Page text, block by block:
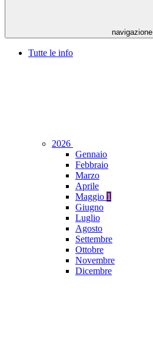
navigazione
Tutte le info
2026
Gennaio
Febbraio
Marzo
Aprile
Maggio 1
Giugno
Luglio
Agosto
Settembre
Ottobre
Novembre
Dicembre